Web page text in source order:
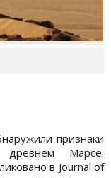
признаки
Марсе.
в Journal of